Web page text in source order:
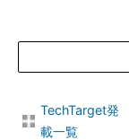
TechTarget発
載一覧